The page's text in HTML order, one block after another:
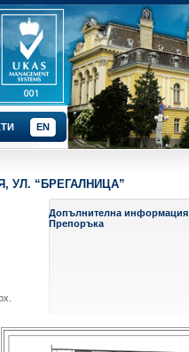
EN
УЛ. “БРЕГАЛНИЦА”
Допълнителна информация
Препоръка